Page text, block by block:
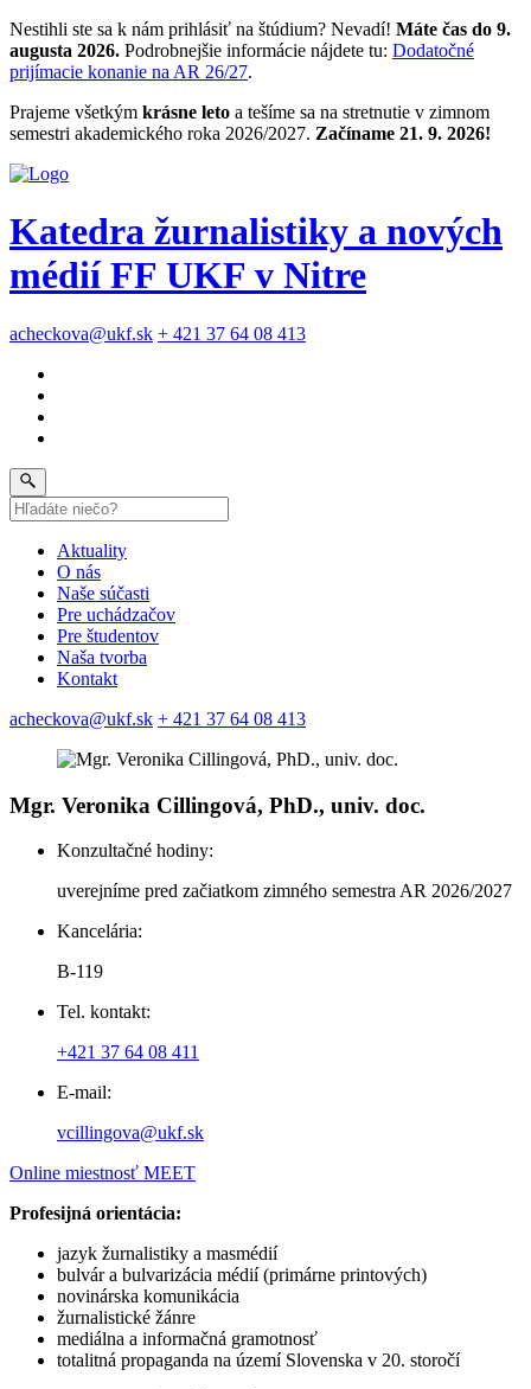
Nestihli ste sa k nám prihlásiť na štúdium? Nevadí! Máte čas do 9.
augusta 2026. Podrobnejšie informácie nájdete tu: Dodatočné
prijímacie konanie na AR 26/27.
Prajeme všetkým krásne leto a tešíme sa na stretnutie v zimnom
semestri akademického roka 2026/2027. Začíname 21. 9. 2026!
Katedra žurnalistiky a nových
médií FF UKF v Nitre
acheckova@ukf.sk + 421 37 64 08 413
Aktuality
O nás
Naše súčasti
Pre uchádzačov
Pre študentov
Naša tvorba
Kontakt
acheckova@ukf.sk + 421 37 64 08 413
Mgr. Veronika Cillingová, PhD., univ. doc.
Konzultačné hodiny:
uverejníme pred začiatkom zimného semestra AR 2026/2027
Kancelária:
B-119
Tel. kontakt:
+421 37 64 08 411
E-mail:
vcillingova@ukf.sk
Online miestnosť MEET
Profesijná orientácia:
jazyk žurnalistiky a masmédií
bulvár a bulvarizácia médií (primárne printových)
novinárska komunikácia
žurnalistické žánre
mediálna a informačná gramotnosť
totalitná propaganda na území Slovenska v 20. storočí